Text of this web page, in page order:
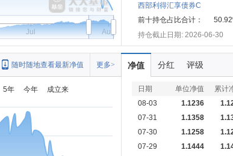
Jul Aug
西部利得汇享债券C
前十持仓占比合计：
持仓截止日期: 2026-06-30
更多>
随时随地查看最新净值
5年 今年 成立来
净值 分红 评级
日期 单位净值 累计
08-03
1.1236
07-31
1.1358
07-30
1.1258
07-29
1.1444